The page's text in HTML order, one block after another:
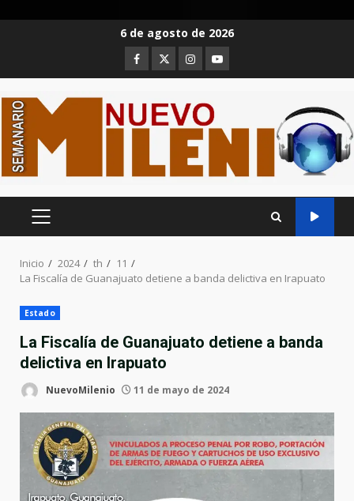
6 de agosto de 2026
Facebook
TwitterInstagram
Youtube
MENÚ
Inicio 2024 th
11
La Fiscalía de Guanajuato detiene a banda delictiva en Irapuato
Estado
La Fiscalía de Guanajuato detiene a banda
delictiva en Irapuato
NuevoMilenio 11 de mayo de 2024